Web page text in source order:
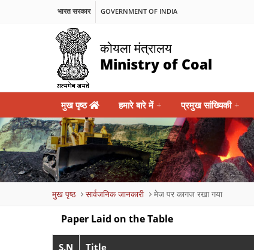
भारत सरकार GOVERNMENT OF INDIA
कोयला मंत्रालय
Ministry of Coal
navigation
मुख पृष्ठ हमारे बारे में + प्रमुख सांख्यिकी +
मुख पृष्ठ सार्वजनिक जानकारी मेज पर कागज रखा गया
Paper Laid on the Table
S.N Title